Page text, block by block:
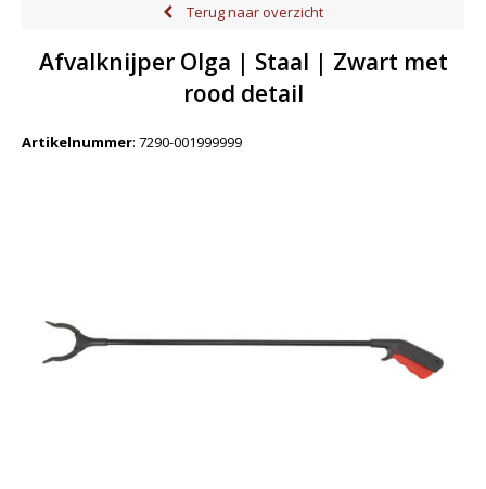
Terug naar overzicht
Afvalknijper Olga | Staal | Zwart met
rood detail
Artikelnummer: 7290-001999999